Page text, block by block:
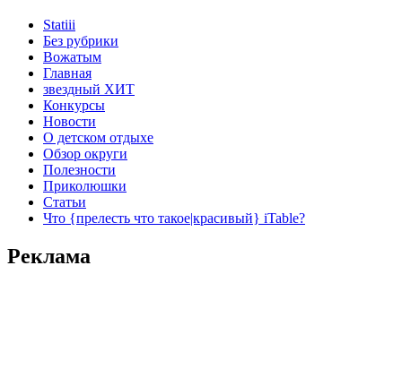
Statiii
Без рубрики
Вожатым
Главная
звездный ХИТ
Конкурсы
Новости
О детском отдыхе
Обзор округи
Полезности
Приколюшки
Статьи
Что {прелесть что такое|красивый} iTable?
Реклама